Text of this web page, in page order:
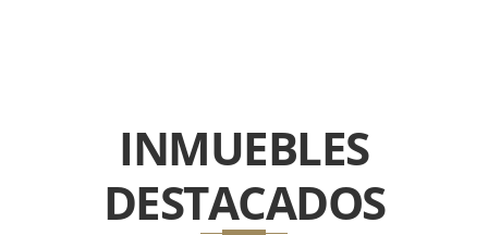
INMUEBLES
DESTACADOS